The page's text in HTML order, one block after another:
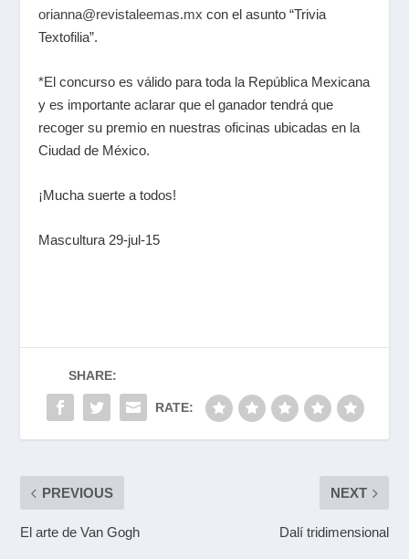
orianna@revistaleemas.mx con el asunto “Trivia
Textofilia”.
*El concurso es válido para toda la República Mexicana
y es importante aclarar que el ganador tendrá que
recoger su premio en nuestras oficinas ubicadas en la
Ciudad de México.
¡Mucha suerte a todos!
Mascultura 29-jul-15
SHARE:
RATE:
PREVIOUS
El arte de Van Gogh
NEXT
Dalí tridimensional